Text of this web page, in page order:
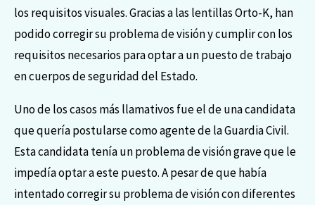
los requisitos visuales. Gracias a las lentillas Orto-K, han
podido corregir su problema de visión y cumplir con los
requisitos necesarios para optar a un puesto de trabajo
en cuerpos de seguridad del Estado.
Uno de los casos más llamativos fue el de una candidata
que quería postularse como agente de la Guardia Civil.
Esta candidata tenía un problema de visión grave que le
impedía optar a este puesto. A pesar de que había
intentado corregir su problema de visión con diferentes